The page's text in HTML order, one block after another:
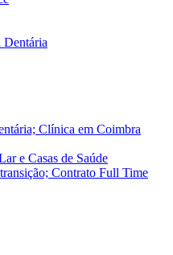
Dentária
Clínica em Coimbra
e Casas de Saúde
Contrato Full Time